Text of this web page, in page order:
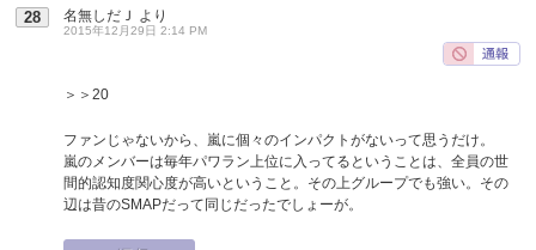
28 名無しだＪ より
2015年12月29日 2:14 PM
＞＞20
ファンじゃないから、嵐に個々のインパクトがないって思うだけ。
嵐のメンバーは毎年パワラン上位に入ってるということは、全員の世
間的認知度関心度が高いということ。その上グループでも強い。その
辺は昔のSMAPだって同じだったでしょーが。